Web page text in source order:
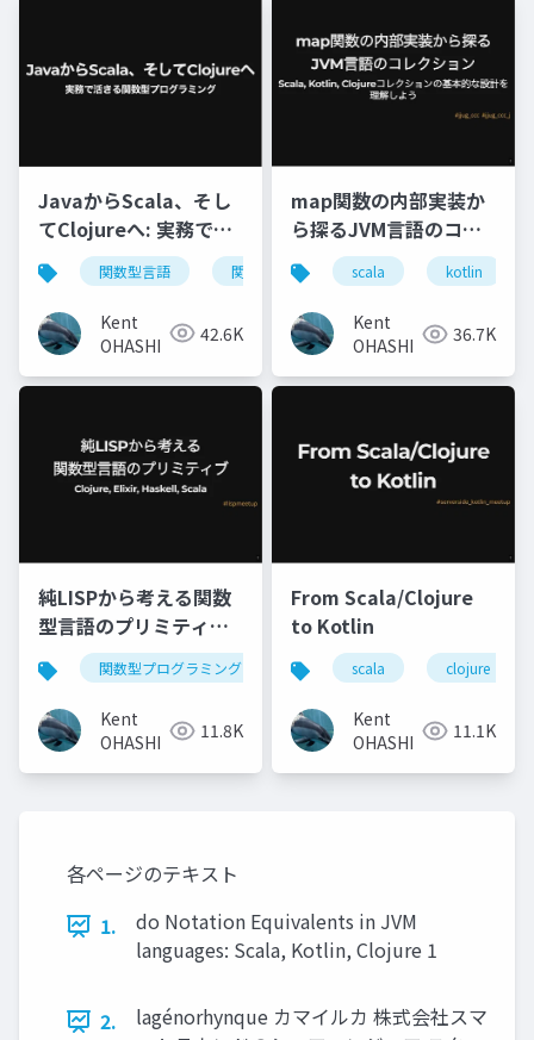
JavaからScala、そし
てClojureへ: 実務で活
きる関数型プログラミ
ング
関数型言語 関数型プログラミング java
Kent
OHASHI
42.6K
map関数の内部実装か
ら探るJVM言語のコレ
クション: Scala,
Kotlin, Clojureコレク
ションの基本的な設計
を理解しよう
scala kotlin
Kent
OHASHI
36.7K
純LISPから考える関数
型言語のプリミティブ:
Clojure, Elixir,
Haskell, Scala
関数型プログラミング lisp clojure
Kent
OHASHI
11.8K
From Scala/Clojure
to Kotlin
scala clojure
Kent
OHASHI
11.1K
各ページのテキスト
1.
do Notation Equivalents in JVM
languages: Scala, Kotlin, Clojure 1
2.
lagénorhynque カマイルカ 株式会社スマ